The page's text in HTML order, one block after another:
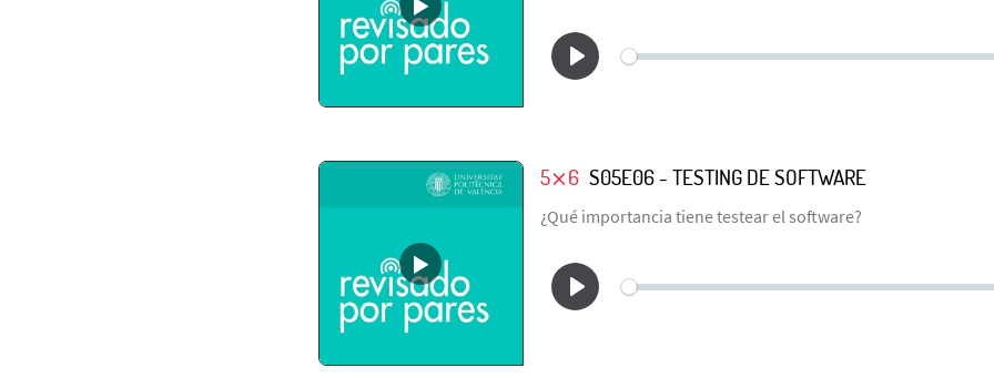
5⨯6 S05E06 - TESTING DE SOFTWARE
¿Qué importancia tiene testear el software?